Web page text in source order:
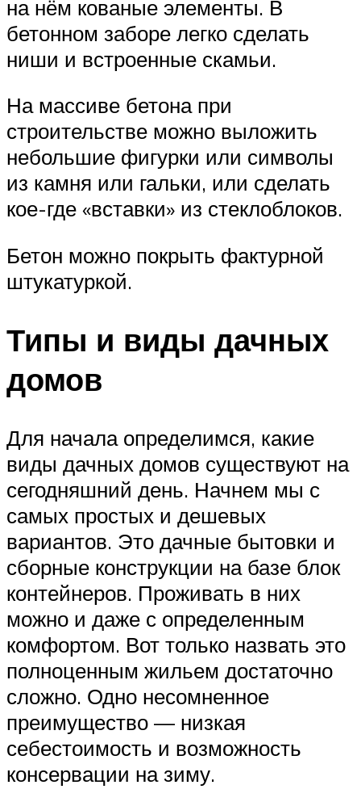
на нём кованые элементы. В
бетонном заборе легко сделать
ниши и встроенные скамьи.
На массиве бетона при
строительстве можно выложить
небольшие фигурки или символы
из камня или гальки, или сделать
кое-где «вставки» из стеклоблоков.
Бетон можно покрыть фактурной
штукатуркой.
Типы и виды дачных
домов
Для начала определимся, какие
виды дачных домов существуют на
сегодняшний день. Начнем мы с
самых простых и дешевых
вариантов. Это дачные бытовки и
сборные конструкции на базе блок
контейнеров. Проживать в них
можно и даже с определенным
комфортом. Вот только назвать это
полноценным жильем достаточно
сложно. Одно несомненное
преимущество — низкая
себестоимость и возможность
консервации на зиму.